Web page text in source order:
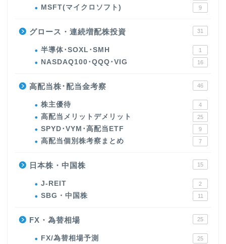
MSFT(マイクロソフト) 9
グロース・連続増配株投資 31
半導体･SOXL･SMH 1
NASDAQ100･QQQ･VIG 16
高配当株･配当金考察 46
株主優待 4
高配当メリットデメリット 25
SPYD･VYM･高配当ETF 9
高配当個別株考察まとめ 7
日本株・中国株 15
J-REIT 2
SBG・中国株 11
FX・為替相場 25
FX/為替相場予測 25